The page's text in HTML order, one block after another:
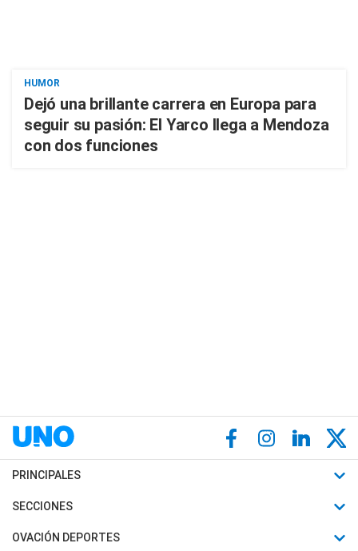
HUMOR
Dejó una brillante carrera en Europa para
seguir su pasión: El Yarco llega a Mendoza
con dos funciones
PRINCIPALES
Últimas Noticias
Política
SECCIONES
Horóscopo
OVACIÓN DEPORTES